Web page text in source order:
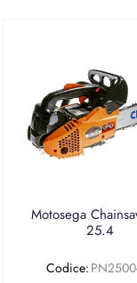
Motosega
25.4
Codice: